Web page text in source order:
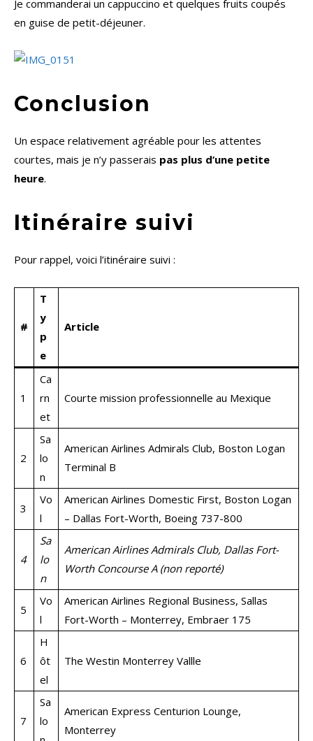
Je commanderai un cappuccino et quelques fruits coupés
en guise de petit-déjeuner.
Conclusion
Un espace relativement agréable pour les attentes
courtes, mais je n’y passerais pas plus d’une petite
heure.
Itinéraire suivi
Pour rappel, voici l’itinéraire suivi :
#
T
y
p
e
Article
1
Ca
rn
et
Courte mission professionnelle au Mexique
2
Sa
lo
n
American Airlines Admirals Club, Boston Logan
Terminal B
3
Vo
l
American Airlines Domestic First, Boston Logan
– Dallas Fort-Worth, Boeing 737-800
4
Sa
lo
n
American Airlines Admirals Club, Dallas Fort-
Worth Concourse A (non reporté)
5
Vo
l
American Airlines Regional Business, Sallas
Fort-Worth – Monterrey, Embraer 175
6
H
ôt
el
The Westin Monterrey Vallle
7
Sa
lo
American Express Centurion Lounge,
Monterrey